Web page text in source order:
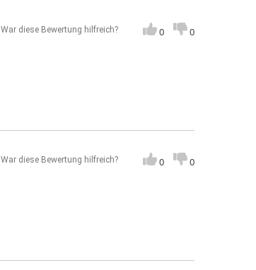
War diese Bewertung hilfreich? 0 0
War diese Bewertung hilfreich? 0 0